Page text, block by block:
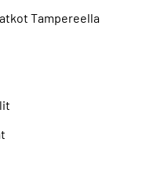
Tampereella